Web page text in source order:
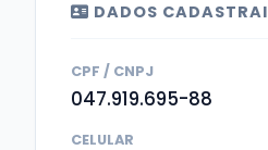
DADOS
CPF / CNPJ
047.919.695-88
CELULAR